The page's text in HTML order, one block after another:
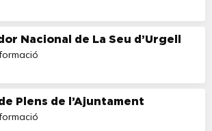
Nacional de La Seu d’Urgell
Plens de l’Ajuntament